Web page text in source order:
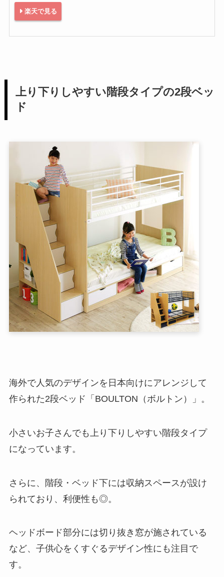
楽天で見る
上り下りしやすい階段タイプの2段ベッ
ド
海外で人気のデザインを日本向けにアレンジして
作られた2段ベッド「BOULTON（ボルトン）」。
小さいお子さんでも上り下りしやすい階段タイプ
になっています。
さらに、階段・ベッド下には収納スペースが設け
られており、利便性も◎。
ヘッドボード部分には切り抜き窓が施されている
など、子供心をくすぐるデザイン性にも注目で
す。